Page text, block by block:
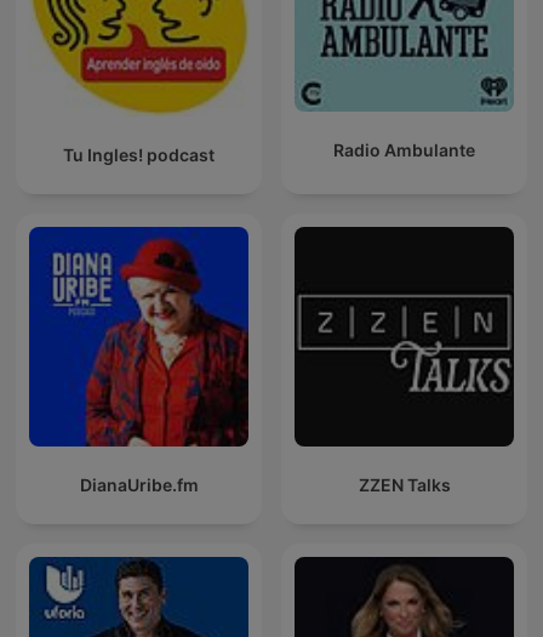
Tu Ingles! podcast Radio Ambulante
DianaUribe.fm ZZEN Talks